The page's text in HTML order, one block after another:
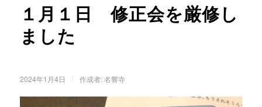
１月１日 修正会を厳修し
ました
2024年1月4日 作成者:名響寺